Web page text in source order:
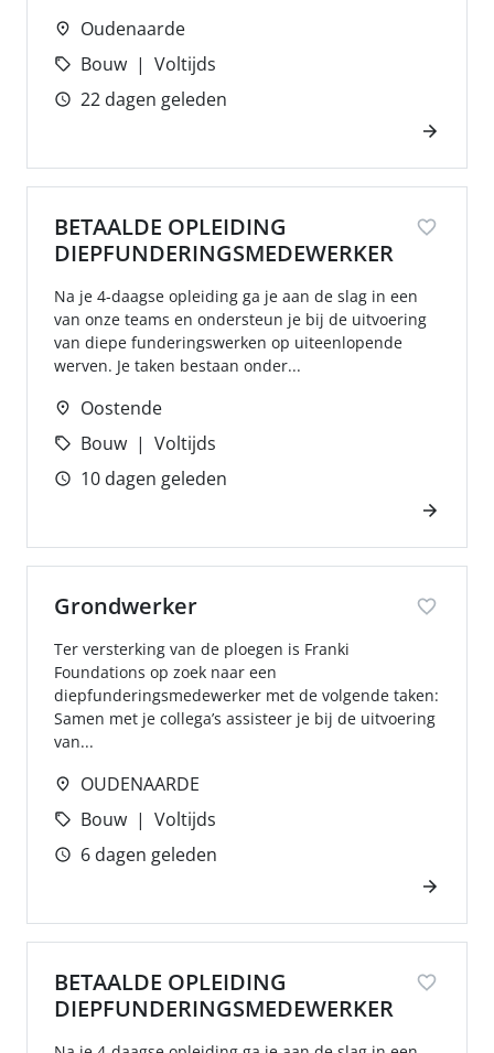
Oudenaarde
Bouw
Voltijds
22 dagen geleden
BETAALDE OPLEIDING
DIEPFUNDERINGSMEDEWERKER
Na je 4-daagse opleiding ga je aan de slag in een
van onze teams en ondersteun je bij de uitvoering
van diepe funderingswerken op uiteenlopende
werven. Je taken bestaan onder...
Oostende
Bouw
Voltijds
10 dagen geleden
Grondwerker
Ter versterking van de ploegen is Franki
Foundations op zoek naar een
diepfunderingsmedewerker met de volgende taken:
Samen met je collega’s assisteer je bij de uitvoering
van...
OUDENAARDE
Bouw
Voltijds
6 dagen geleden
BETAALDE OPLEIDING
DIEPFUNDERINGSMEDEWERKER